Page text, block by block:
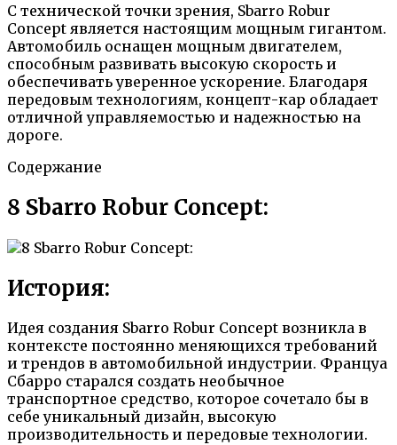
С технической точки зрения, Sbarro Robur
Concept является настоящим мощным гигантом.
Автомобиль оснащен мощным двигателем,
способным развивать высокую скорость и
обеспечивать уверенное ускорение. Благодаря
передовым технологиям, концепт-кар обладает
отличной управляемостью и надежностью на
дороге.
Содержание
8 Sbarro Robur Concept:
История:
Идея создания Sbarro Robur Concept возникла в
контексте постоянно меняющихся требований
и трендов в автомобильной индустрии. Француа
Сбарро старался создать необычное
транспортное средство, которое сочетало бы в
себе уникальный дизайн, высокую
производительность и передовые технологии.